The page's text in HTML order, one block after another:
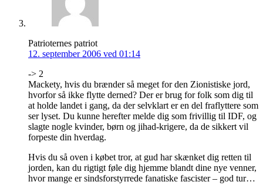
Patrioternes patriot
12. september 2006 ved 01:14
-> 2
Mackety, hvis du brænder så meget for den Zionistiske jord,
hvorfor så ikke flytte derned? Der er brug for folk som dig til
at holde landet i gang, da der selvklart er en del fraflyttere som
ser lyset. Du kunne herefter melde dig som frivillig til IDF, og
slagte nogle kvinder, børn og jihad-krigere, da de sikkert vil
forpeste din hverdag.
Hvis du så oven i købet tror, at gud har skænket dig retten til
jorden, kan du rigtigt føle dig hjemme blandt dine nye venner,
hvor mange er sindsforstyrrede fanatiske fascister – god tur…